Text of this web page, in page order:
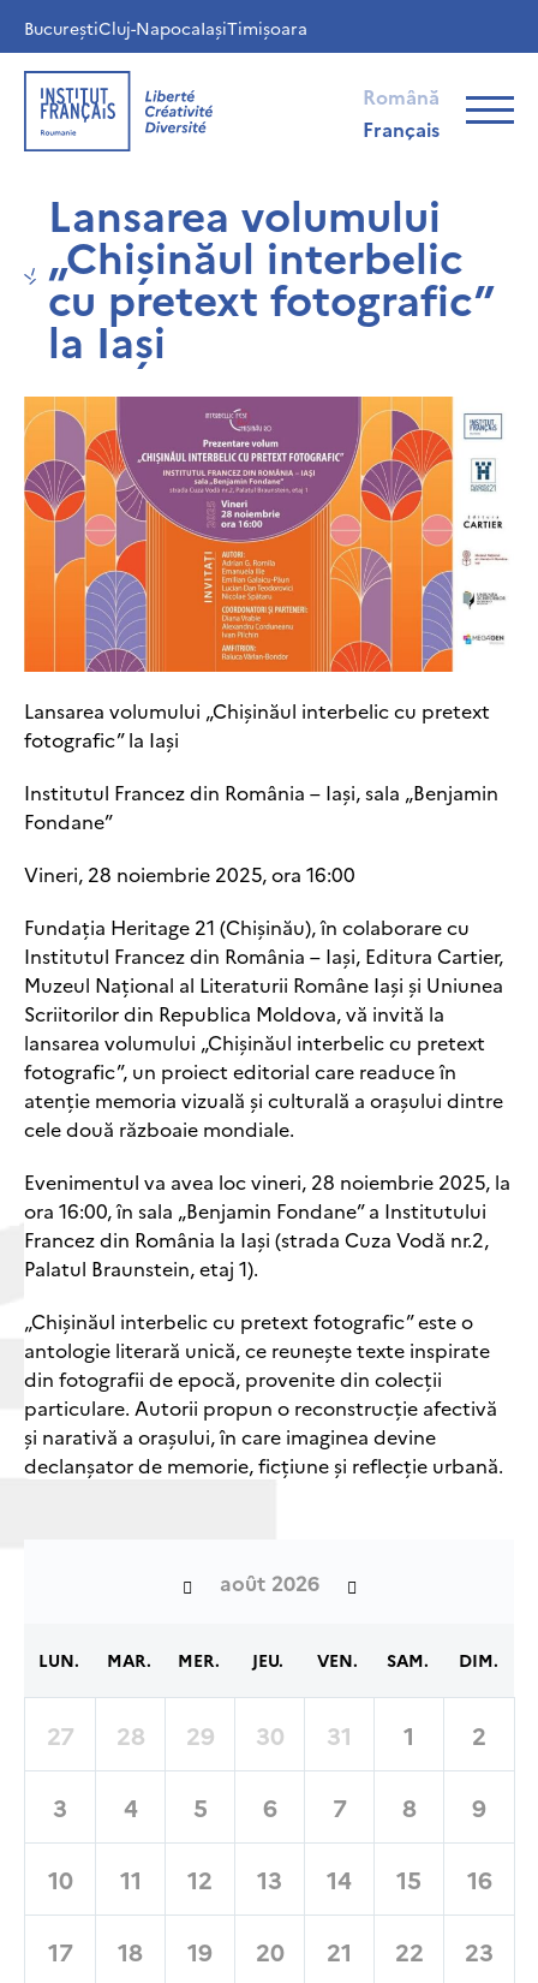
BucureștiCluj-NapocaIașiTimișoara
Română
Français
Lansarea volumului
„Chișinăul interbelic
cu pretext fotografic”
la Iași
Lansarea volumului „Chișinăul interbelic cu pretext
fotografic” la Iași
Institutul Francez din România – Iași, sala „Benjamin
Fondane”
Vineri, 28 noiembrie 2025, ora 16:00
Fundația Heritage 21 (Chișinău), în colaborare cu
Institutul Francez din România – Iași, Editura Cartier,
Muzeul Național al Literaturii Române Iași și Uniunea
Scriitorilor din Republica Moldova, vă invită la
lansarea volumului „Chișinăul interbelic cu pretext
fotografic”, un proiect editorial care readuce în
atenție memoria vizuală și culturală a orașului dintre
cele două războaie mondiale.
Evenimentul va avea loc vineri, 28 noiembrie 2025, la
ora 16:00, în sala „Benjamin Fondane” a Institutului
Francez din România la Iași (strada Cuza Vodă nr.2,
Palatul Braunstein, etaj 1).
„Chișinăul interbelic cu pretext fotografic” este o
antologie literară unică, ce reunește texte inspirate
din fotografii de epocă, provenite din colecții
particulare. Autorii propun o reconstrucție afectivă
și narativă a orașului, în care imaginea devine
declanșator de memorie, ficțiune și reflecție urbană.
août 2026
LUN. MAR. MER. JEU. VEN. SAM. DIM.
27 28 29 30 31 1 2
3 4 5 6 7 8 9
10 11 12 13 14 15 16
17 18 19 20 21 22 23